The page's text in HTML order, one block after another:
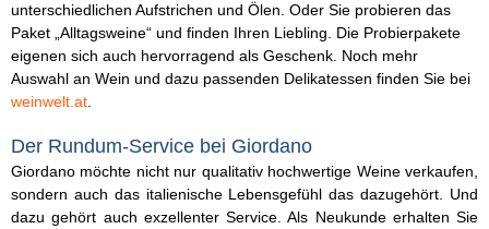
unterschiedlichen Aufstrichen und Ölen. Oder Sie probieren das
Paket „Alltagsweine“ und finden Ihren Liebling. Die Probierpakete
eigenen sich auch hervorragend als Geschenk. Noch mehr
Auswahl an Wein und dazu passenden Delikatessen finden Sie bei
weinwelt.at.
Der Rundum-Service bei Giordano
Giordano möchte nicht nur qualitativ hochwertige Weine verkaufen,
sondern auch das italienische Lebensgefühl das dazugehört. Und
dazu gehört auch exzellenter Service. Als Neukunde erhalten Sie